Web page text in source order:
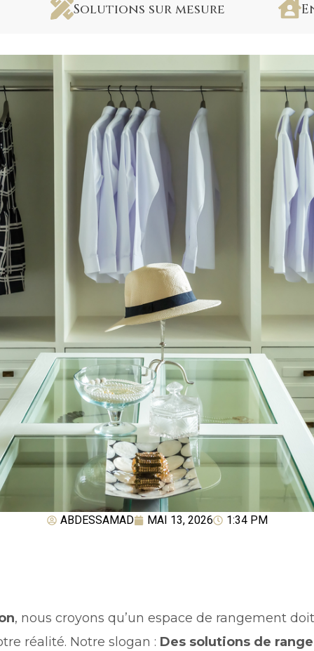
Solutions sur mesure
ABDESSAMAD MAI 13, 2026 1:34 PM
, nous croyons qu’un espace de rangement
réalité. Notre slogan : Des solutions de